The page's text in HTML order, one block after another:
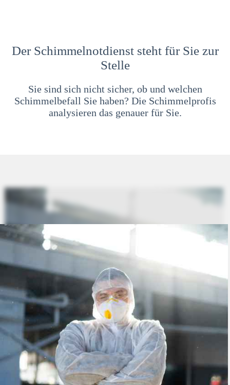
Der Schimmelnotdienst steht für Sie zur
Stelle
Sie sind sich nicht sicher, ob und welchen
Schimmelbefall Sie haben? Die Schimmelprofis
analysieren das genauer für Sie.